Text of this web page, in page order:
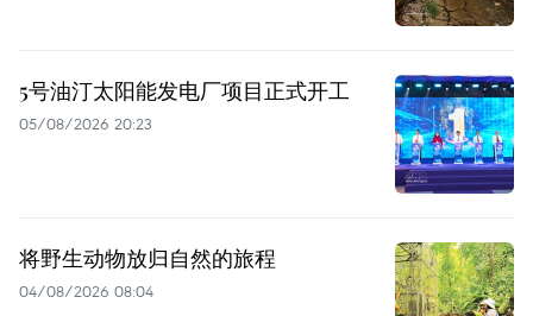
5号油汀太阳能发电厂项目正式开工
05/08/2026 20:23
将野生动物放归自然的旅程
04/08/2026 08:04